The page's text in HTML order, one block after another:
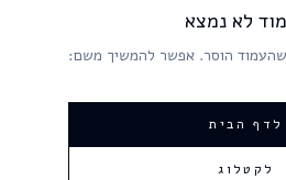
לא נמצא
שהעמוד הוסר. אפשר להמשיך משם:
לדף הבית
לקטלוג